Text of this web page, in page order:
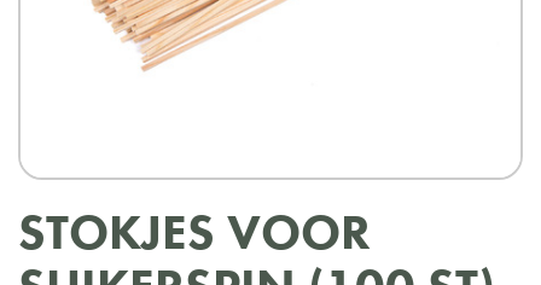
STOKJES VOOR